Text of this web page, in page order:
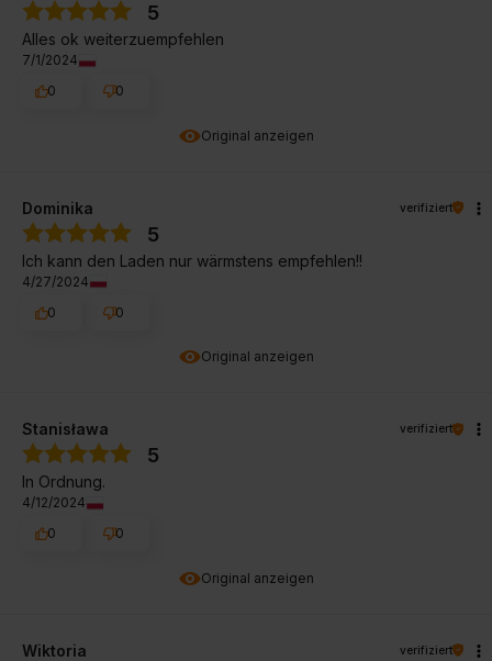
Original anzeigen
5
Alles ok weiterzuempfehlen
7/1/2024
0
0
Original anzeigen
Dominika verifiziert
5
Ich kann den Laden nur wärmstens empfehlen!!
4/27/2024
0
0
Original anzeigen
Stanisława verifiziert
5
In Ordnung.
4/12/2024
0
0
Wiktoria verifiziert